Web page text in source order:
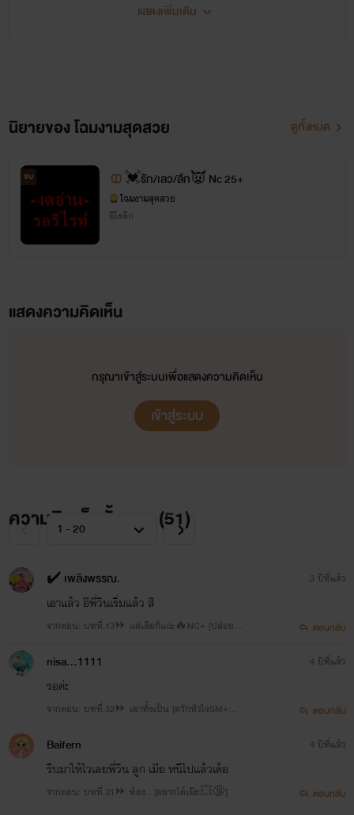
โฉมงาม
หากชื่นชอบได้โปรด
ขอบพระคุณ ที่ติดตาม นามปากกา :
ฉมงามสุดสวย
แสดงเพิ่มเติม
นิยายของ โฉมงามสุดสวย ดูทั้งหมด
จบ 💓รัก/เลว/ลึก👿 Nc 25+
โฉมงามสุดสวย
อีโรติก
แสดงความคิดเห็น
กรุณาเข้าสู่ระบบเพื่อแสดงความคิดเห็น
เข้าสู่ระบบ
ความคิดเห็นทั้งหมด (51)
✔️ เพลิงพรรณ.
เอาแล้ว อีพี่วินเริ่มแล้ว สิ
จากตอน: บทที่.13⏩ แค่เลียก็แฉะ🔥NC+ [ปล่อย
3 ปีที่แล้ว
ตอบกลับ
nisa...1111
รอค่ะ
จากตอน: บทที่.32⏩ เผาทั้งเป็น [ควักหัวใจSM+💥]
4 ปีที่แล้ว
ตอบกลับ
Baifern
รีบมาให้ไวเลยพี่วิน ลูก เมีย หนีไปแล้วเด้อ
จากตอน: บทที่.31⏩ ท้อง.. [อยากได้เมีย💥🔞]
4 ปีที่แล้ว
ตอบกลับ